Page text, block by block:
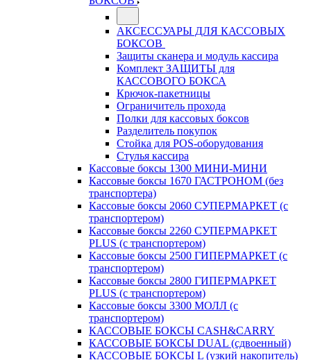
АКСЕССУАРЫ ДЛЯ КАССОВЫХ
БОКСОВ
Защиты сканера и модуль кассира
Комплект ЗАЩИТЫ для
КАССОВОГО БОКСА
Крючок-пакетницы
Ограничитель прохода
Полки для кассовых боксов
Разделитель покупок
Стойка для POS-оборудования
Стулья кассира
Кассовые боксы 1300 МИНИ-МИНИ
Кассовые боксы 1670 ГАСТРОНОМ (без
транспортера)
Кассовые боксы 2060 СУПЕРМАРКЕТ (с
транспортером)
Кассовые боксы 2260 СУПЕРМАРКЕТ
PLUS (с транспортером)
Кассовые боксы 2500 ГИПЕРМАРКЕТ (с
транспортером)
Кассовые боксы 2800 ГИПЕРМАРКЕТ
PLUS (с транспортером)
Кассовые боксы 3300 МОЛЛ (с
транспортером)
КАССОВЫЕ БОКСЫ CASH&CARRY
КАССОВЫЕ БОКСЫ DUAL (сдвоенный)
КАССОВЫЕ БОКСЫ L (узкий накопитель)